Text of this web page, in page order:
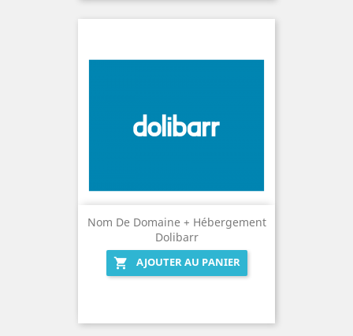
Nom De Domaine + Hébergement
Dolibarr

AJOUTER AU PANIER